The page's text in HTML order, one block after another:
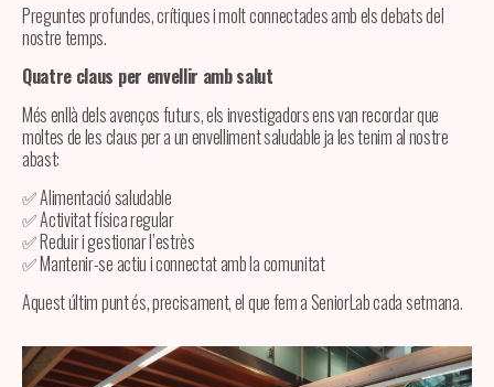
Preguntes profundes, crítiques i molt connectades amb els debats del
nostre temps.
Quatre claus per envellir amb salut
Més enllà dels avenços futurs, els investigadors ens van recordar que
moltes de les claus per a un envelliment saludable ja les tenim al nostre
abast:
✅ Alimentació saludable
✅ Activitat física regular
✅ Reduir i gestionar l’estrès
✅ Mantenir-se actiu i connectat amb la comunitat
Aquest últim punt és, precisament, el que fem a SeniorLab cada setmana.